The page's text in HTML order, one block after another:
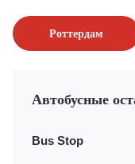
Роттердам
Автобусные
Bus Stop